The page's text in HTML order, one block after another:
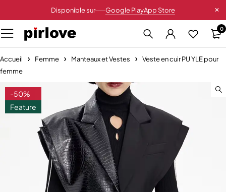
Disponible sur Google PlayApp Store
0
Accueil Femme Manteaux et Vestes
Veste en cuir PU YLE pour
femme
-50%
Feature